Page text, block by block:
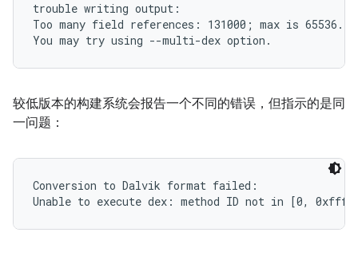
trouble writing output:
Too many field references: 131000; max is 65536.
较低版本的构建系统会报告一个不同的错误，但指示的是同
一问题：
Conversion to Dalvik format failed: